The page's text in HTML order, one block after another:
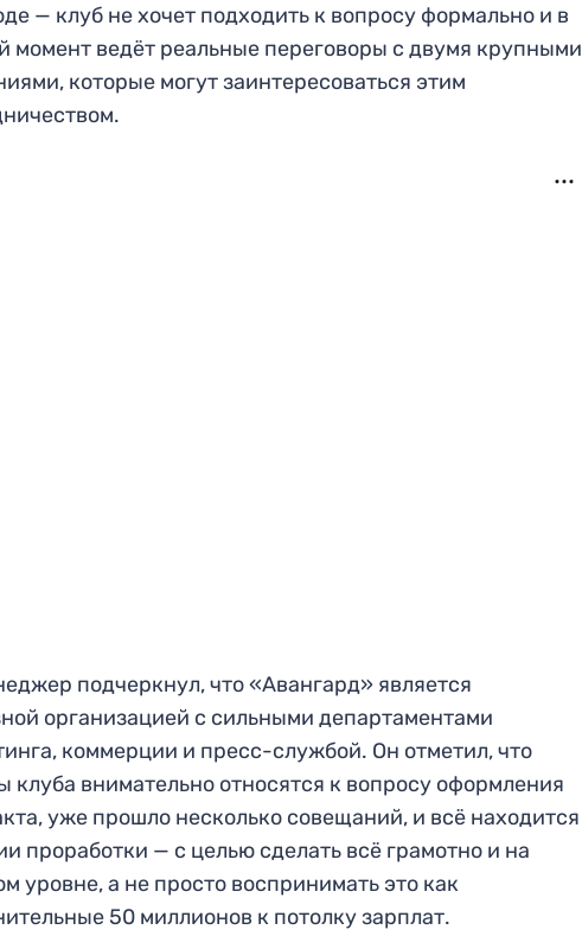
— клуб не хочет подходить к вопросу формально и в
момент ведёт реальные переговоры с двумя крупными
которые могут заинтересоваться этим
подчеркнул, что «Авангард» является
организацией с сильными департаментами
коммерции и пресс-службой. Он отметил, что
клуба внимательно относятся к вопросу оформления
уже прошло несколько совещаний, и всё находится
проработки — с целью сделать всё грамотно и на
уровне, а не просто воспринимать это как
50 миллионов к потолку зарплат.